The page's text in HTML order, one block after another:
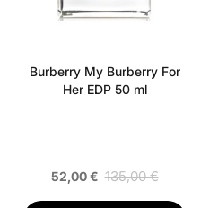
Burberry My Burberry For
Her EDP 50 ml
52,00 € 135,00 €